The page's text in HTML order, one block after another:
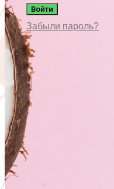
Войти
Забыли пароль?